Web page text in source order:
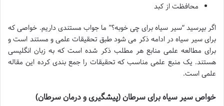
محافظت از کبد
اگر بپرسید “سیر سیاه برای چی خوبه؟” ما جواب مستندی داریم. خواصی که
برای سیر سیاه در ادامه ذکر می شود طبق تحقیقات علمی و مستند است و
برای مطالعه علمی منابع هر مطلب ذکر شده است که به زبان انگلیسی
هستند. یک منبع علمی مناسب که تحقیقات را جمع بندی کرده این مقاله
علمی است.
خواص سیر سیاه برای سرطان (پیشگیری و درمان سرطان)